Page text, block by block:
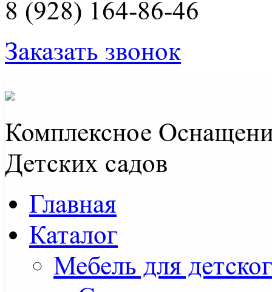
8 (928) 164-86-46
Заказать звонок
Комплексное
Детских садов
Главная
Каталог
Мебель для